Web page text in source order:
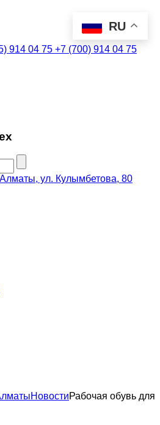
914 04 75 +7 (700) 914 04 75
Алматы, ул. Кулымбетова, 80
НовостиРабочая обувь для
RU